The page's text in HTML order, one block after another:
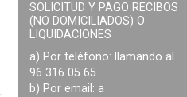
SOLICITUD Y PAGO RECIBOS
(NO DOMICILIADOS) O
LIQUIDACIONES
a) Por teléfono: llamando al
96 316 05 65.
b) Por email: a